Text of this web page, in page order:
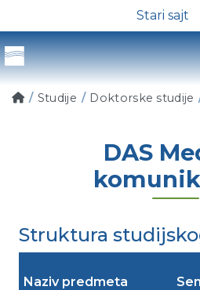
Stari sajt
Studije Doktorske studije
DAS
Struktura
Naziv predmeta